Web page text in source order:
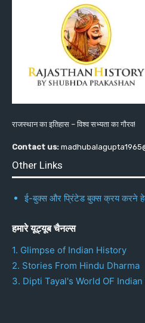
राजस्थान का इतिहास – विश्व सभ्यता का गौरव!
Contact us:
Other Links
ई-बुक्स और प्रिंटेड बुक्स क्रय करने
हमारे यूट्यूब चैनल्स
1. Glimpse of Indian History
2. Stories From Hindu Dharma
3. Dipti Tayal's World OF